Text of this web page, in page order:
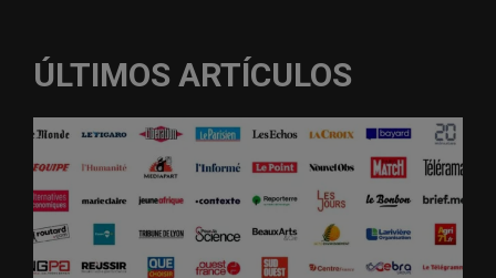
ÚLTIMOS ARTÍCULOS